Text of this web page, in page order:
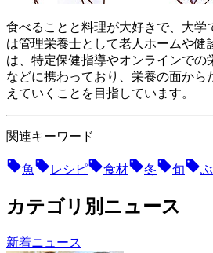
食べることと料理が大好きで、大学
は管理栄養士として老人ホームや健
は、特定保健指導やオンラインでの
などに携わっており、栄養の面から
えていくことを目指しています。
関連キーワード
魚 レシピ 食材 冬 旬
カテゴリ別ニュース
新着ニュース